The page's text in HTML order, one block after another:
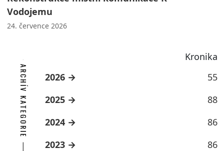
Vodojemu
24. července 2026
Kronika
ARCHÍV KATEGORIE 2026
55
2025
88
2024
86
2023
86